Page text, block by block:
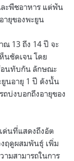
ะพืชอาหาร แต่ฟัน
ายุของพะยูน
ณ 13 ถึง 14 ปี จะ
นชัดเจน โดย
อนทับกัน ลักษณะ
นอายุ 1 ปี ดังนั้น
ถบ่งบอกถึงอายุของ
ด่นที่แสดงถึงอัต
ฤดูผสมพันธุ์ เพิ่ม
มสามารถในการ